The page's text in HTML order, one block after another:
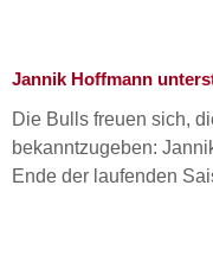
Jannik Hoffmann
Die Bulls freuen sich,
bekanntzugeben:
Ende der laufenden